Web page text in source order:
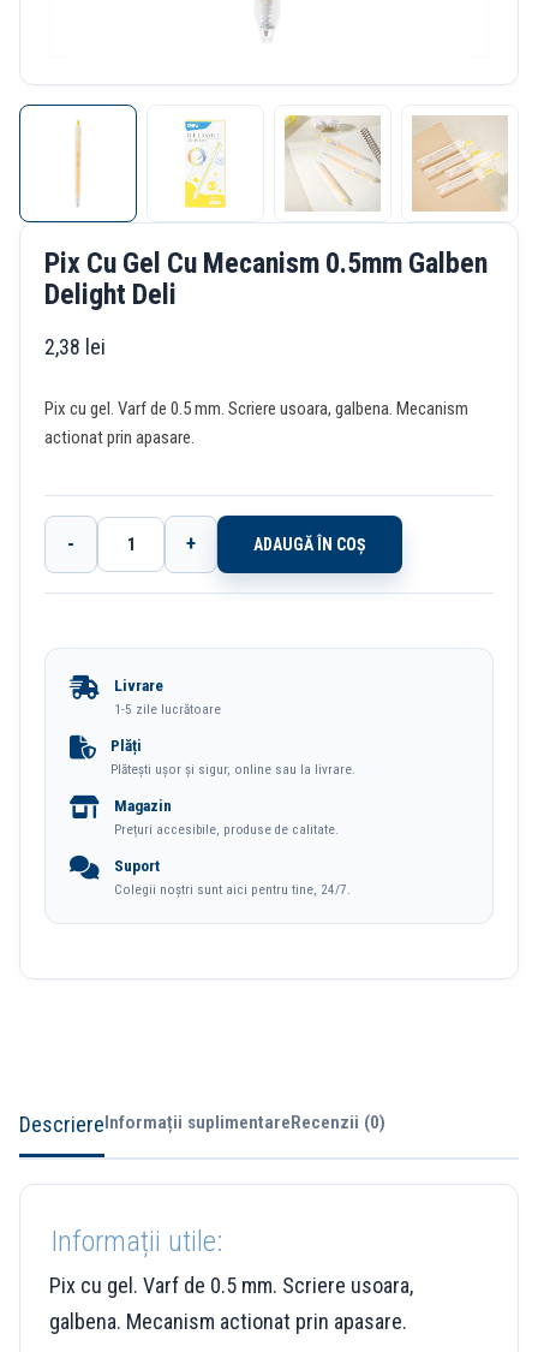
Pix Cu Gel Cu Mecanism 0.5mm Galben
Delight Deli
2,38 lei
Pix cu gel. Varf de 0.5 mm. Scriere usoara, galbena. Mecanism
actionat prin apasare.
Cantitate
Pix
Mecanism
Galben
- + ADAUGĂ ÎN COȘ
Livrare
1-5 zile lucrătoare
Plăți
Plătești ușor și sigur, online sau la livrare.
Magazin
Prețuri accesibile, produse de calitate.
Suport
Colegii noștri sunt aici pentru tine, 24/7.
DescriereInformații suplimentareRecenzii (0)
Informații utile:
Pix cu gel. Varf de 0.5 mm. Scriere usoara,
galbena. Mecanism actionat prin apasare.